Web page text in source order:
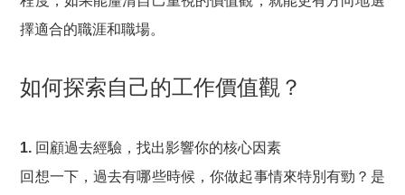
擇適合的職涯和職場。
如何探索自己的工作價值觀？
1. 回顧過去經驗，找出影響你的核心因素
回想一下，過去有哪些時候，你做起事情來特別有勁？是